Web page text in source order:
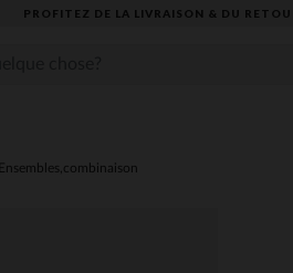
PROFITEZ DE LA LIVRAISON & DU
Ensembles,combinaison